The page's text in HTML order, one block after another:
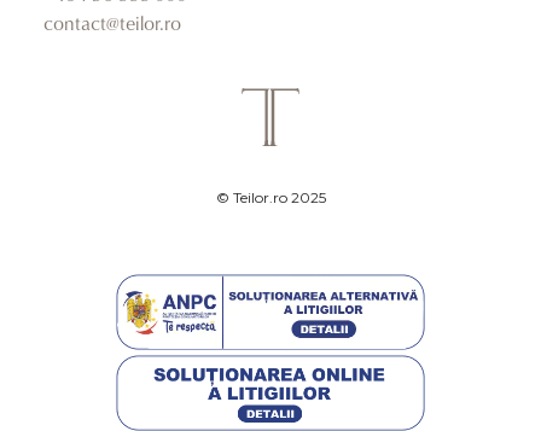
contact@teilor.ro
© Teilor.ro 2025